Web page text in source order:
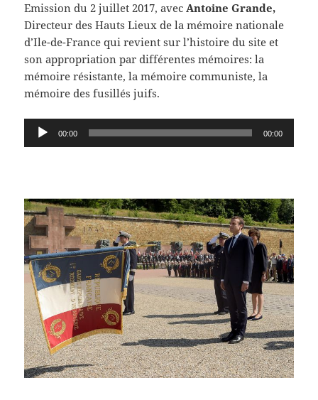
Emission du 2 juillet 2017, avecAntoine Grande,
Directeur des Hauts Lieux de la mémoire nationale
d’Ile-de-France qui revient sur l’histoire du site et
son appropriation par différentes mémoires: la
mémoire résistante, la mémoire communiste, la
mémoire des fusillés juifs.
Lecteur
audio
00:00 00:00